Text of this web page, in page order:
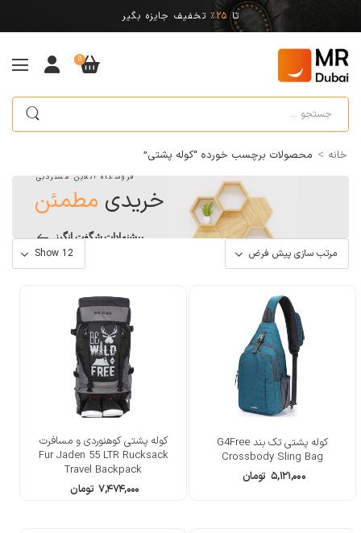
تا 25% تخفیف جایزه بگیر
0
خانه > محصولات برچسب خورده “کوله پشتی”
فروشگاه آنلاین مستردبی
خریدی مطمئن
پیشنهادات شگفت انگیز
کوله پشتی تک بند G4Free
Crossbody Sling Bag
۵,۱۲۱,۰۰۰ تومان
کوله پشتی کوهنوردی و مسافرت
Fur Jaden 55 LTR Rucksack
Travel Backpack
۷,۴۷۴,۰۰۰ تومان